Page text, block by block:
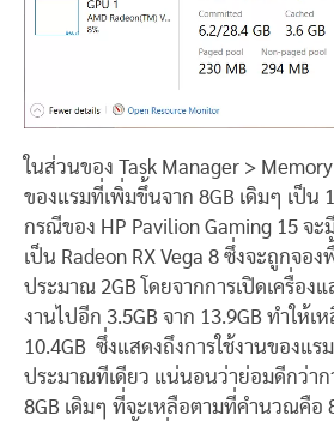
ในส่วนของ Task Manager >
ของแรมที่เพิ่มขึ้นจาก 8GB เดิมๆ เป็น
กรณีของ HP Pavilion Gaming 15 จ
เป็น Radeon RX Vega 8 ซึ่งจะถูกจอ
ประมาณ 2GB โดยจากการเปิดเครื่อง
งานไปอีก 3.5GB จาก 13.9GB ทำให้เ
10.4GB ซึ่งแสดงถึงการใช้งานของแ
ประมาณทีเดียว แน่นอนว่าย่อมดีกว่าก
8GB เดิมๆ ที่จะเหลือตามที่คำนวณคือ